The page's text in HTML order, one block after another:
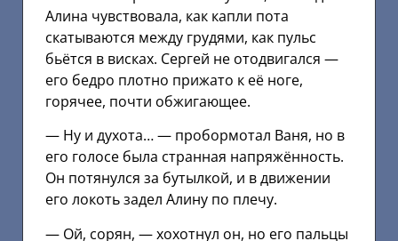
Алина чувствовала, как капли пота
скатываются между грудями, как пульс
бьётся в висках. Сергей не отодвигался —
его бедро плотно прижато к её ноге,
горячее, почти обжигающее.
— Ну и духота… — пробормотал Ваня, но в
его голосе была странная напряжённость.
Он потянулся за бутылкой, и в движении
его локоть задел Алину по плечу.
— Ой, сорян, — хохотнул он, но его пальцы